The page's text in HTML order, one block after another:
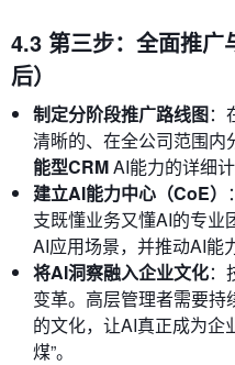
4.3 第三步：全面推广
后）
制定分阶段推广路线图：
清晰的、在全公司范围内
能型CRMAI能力的详细
建立AI能力中心（CoE）
支既懂业务又懂AI的专业
AI应用场景，并推动AI能
将AI洞察融入企业文化：
变革。高层管理者需要持
的文化，让AI真正成为企
煤”。